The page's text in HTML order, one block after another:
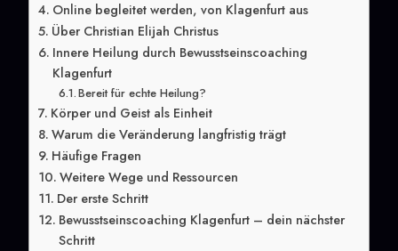
Online begleitet werden, von Klagenfurt aus
Über Christian Elijah Christus
Innere Heilung durch Bewusstseinscoaching
Klagenfurt
Bereit für echte Heilung?
Körper und Geist als Einheit
Warum die Veränderung langfristig trägt
Häufige Fragen
Weitere Wege und Ressourcen
Der erste Schritt
Bewusstseinscoaching Klagenfurt – dein nächster
Schritt